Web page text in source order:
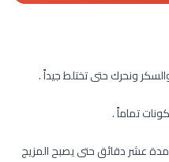
ونحرك حتى تختلط جيداً .
تماماً .
عشر دقائق حتى يصبح المزيج